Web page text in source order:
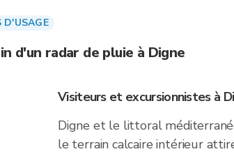
D'USAGE
d'un radar de pluie à Digne
Visiteurs et excursionnistes à
Digne et le littoral
le terrain calcaire intérieur